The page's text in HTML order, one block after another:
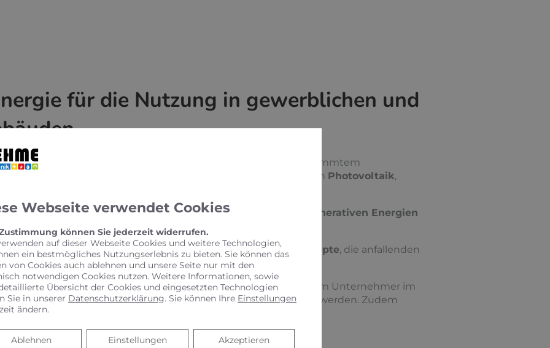
für die Nutzung in gewerblichen und
durch Erneuerbare Energie in Verbindung mit abgestimmtem
ausschlaggebend sein, um in Ihrem Unternehmen Photovoltaik,
bestimmte Teile des genutzten Energiebedarfs aus
Regenerativen Energien
und Kommunen zum Investieren bewegen.
investiert wird, zum Beispiel in individuelle Energiekonzepte, die anfallenden
sollte die Verantwortlichen zum Umdenken bewegen.
Kosten zu senken und Gewinne zu maximieren, sollte bei jedem Unternehmer im
müssen die Potenziale von erneuerbaren Energien nur erkannt werden. Zudem
beantragt werden.
für die Umwelt, für Sie!
Webseite verwendet Cookies
können Sie jederzeit widerrufen.
auf dieser Webseite Cookies und weitere Technologien,
ein bestmögliches Nutzungserlebnis zu bieten. Sie können das
von Cookies auch ablehnen und unsere Seite nur mit den
notwendigen Cookies nutzen. Weitere Informationen, sowie
Übersicht der Cookies und eingesetzten Technologien
Sie in unserer Datenschutzerklärung. Sie können Ihre Einstellungen
ändern.
Akzeptieren
Einstellungen
Ablehnen
Ablehnen